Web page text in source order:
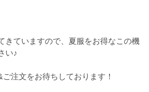
きていますので、夏服をお得なこの機
い♪
注文をお待ちしております！